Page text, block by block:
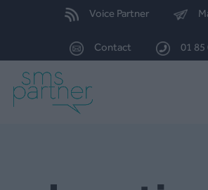
Voice Partner
Contact 01 85